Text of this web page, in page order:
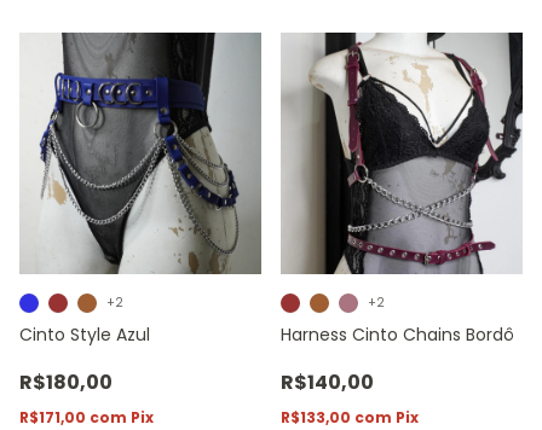
Cinto Style Azul
R$180,00
R$171,00 com Pix
+2
Harness Cinto Chains Bordô
R$140,00
R$133,00 com Pix
+2